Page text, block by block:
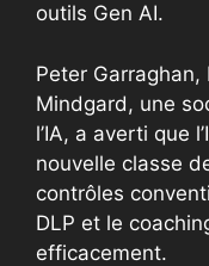
outils Gen AI.
Peter
Mindgard, une
l’IA, a averti que
nouvelle classe
contrôles
DLP et le
efficacement.